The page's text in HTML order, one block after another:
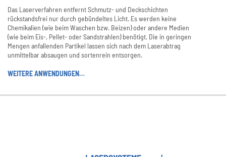
Das Laserverfahren entfernt Schmutz- und Deckschichten
rückstandsfrei nur durch gebündeltes Licht. Es werden keine
Chemikalien (wie beim Waschen bzw. Beizen) oder andere Medien
(wie beim Eis-, Pellet- oder Sandstrahlen) benötigt. Die in geringen
Mengen anfallenden Partikel lassen sich nach dem Laserabtrag
unmittelbar absaugen und sortenrein entsorgen.
WEITERE ANWENDUNGEN…